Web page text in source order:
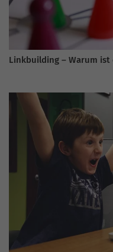
Linkbuilding – Warum ist